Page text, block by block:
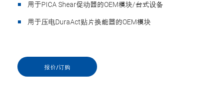
用于PICA Shear促动器的OEM模块/台式设备
用于压电DuraAct贴片换能器的OEM模块
报价/订购